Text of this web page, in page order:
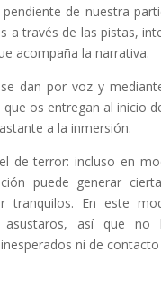
de nuestra
a través de las pistas,
acompaña la narrativa.
dan por voz y
os entregan al inicio
a la inmersión.
de terror: incluso en
puede generar
tranquilos. En este
asustaros, así que no
ni de